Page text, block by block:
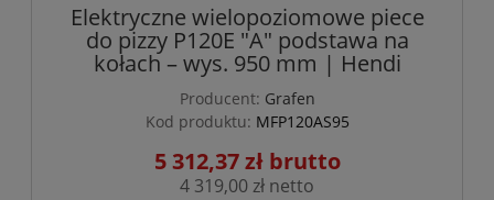
Elektryczne wielopoziomowe piece
do pizzy P120E "A" podstawa na
kołach – wys. 950 mm | Hendi
Producent: Grafen
Kod produktu: MFP120AS95
5 312,37 zł
4 319,00 zł